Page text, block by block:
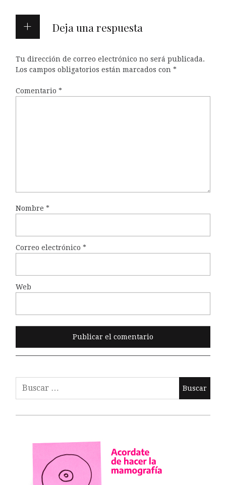
Deja una respuesta
Tu dirección de correo electrónico no será publicada.
Los campos obligatorios están marcados con *
Comentario *
Nombre *
Correo electrónico *
Web